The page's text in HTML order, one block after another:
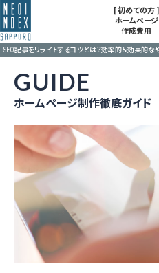
[ 初めての方 ]
ホームページ
作成費用
GUIDE
ホームページ制作徹底ガイド